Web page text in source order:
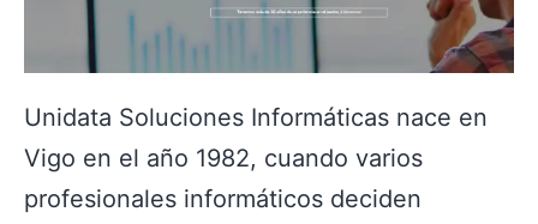
Unidata Soluciones Informáticas nace en
Vigo en el año 1982, cuando varios
profesionales informáticos deciden